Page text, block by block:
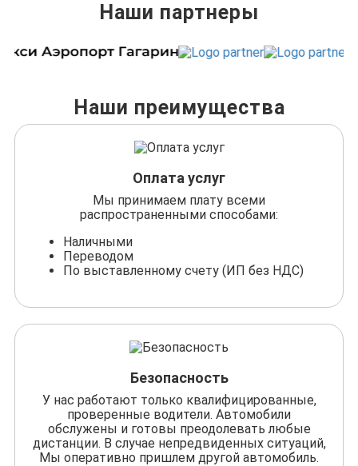
Наши партнеры
Наши преимущества
Оплата услуг
Мы принимаем плату всеми
распространенными способами:
Наличными
Переводом
По выставленному счету (ИП без НДС)
Безопасность
У нас работают только квалифицированные,
проверенные водители. Автомобили
обслужены и готовы преодолевать любые
дистанции. В случае непредвиденных ситуаций,
Мы оперативно пришлем другой автомобиль.